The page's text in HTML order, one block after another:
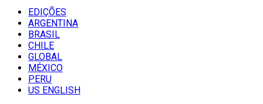
EDIÇÕES
ARGENTINA
BRASIL
CHILE
GLOBAL
MÉXICO
PERU
US ENGLISH